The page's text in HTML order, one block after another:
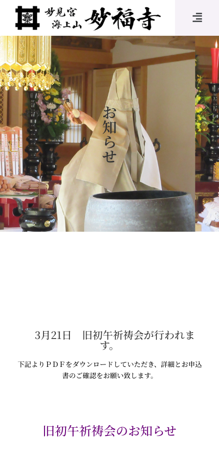
お
知
ら
せ
3月21日 旧初午祈祷会が行われま
す。
下記よりＰＤＦをダウンロードしていただき、詳細とお申込
書のご確認をお願い致します。
旧初午祈祷会のお知らせ